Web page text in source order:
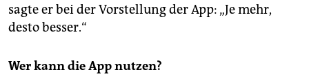
sagte er bei der Vorstellung der App: „Je mehr,
desto besser.“
Wer kann die App nutzen?